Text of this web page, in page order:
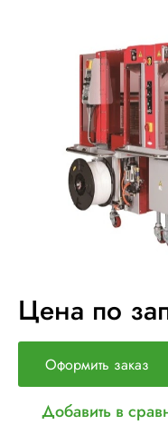
Цена по
Оформить заказ
Добавить в